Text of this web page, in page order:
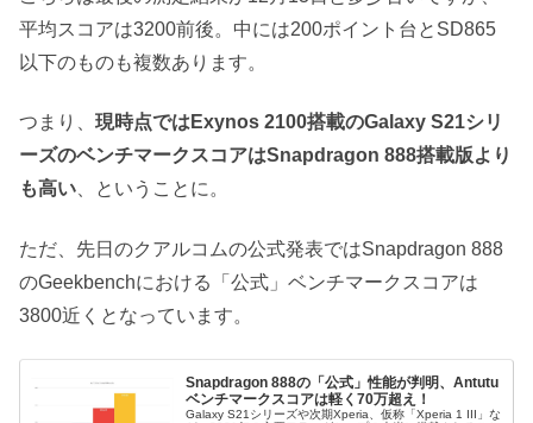
平均スコアは3200前後。中には200ポイント台とSD865
以下のものも複数あります。
つまり、 現時点ではExynos 2100搭載のGalaxy S21シリ
ーズのベンチマークスコアはSnapdragon 888搭載版より
も高い 、ということに。
ただ、先日のクアルコムの公式発表ではSnapdragon 888
のGeekbenchにおける「公式」ベンチマークスコアは
3800近くとなっています。
Snapdragon 888の「公式」性能が判明、Antutu
ベンチマークスコアは軽く70万超え！
Galaxy S21シリーズや次期Xperia、仮称「Xperia 1 III」な